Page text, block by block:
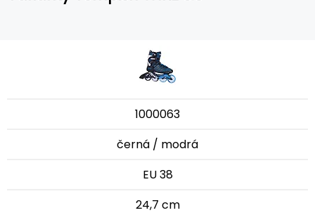
1000063
černá / modrá
EU 38
24,7 cm